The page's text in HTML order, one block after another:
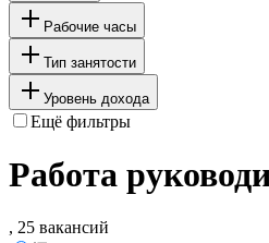
Рабочие часы
Тип занятости
Уровень дохода
Ещё фильтры
Работа
, 25 вакансий